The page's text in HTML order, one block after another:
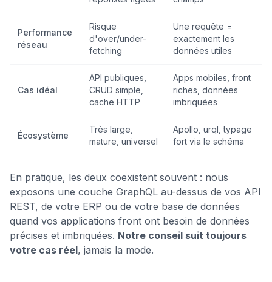
Performance
réseau
Risque
d'over/under-
fetching
Une requête =
exactement les
données utiles
Cas idéal
API publiques,
CRUD simple,
cache HTTP
Apps mobiles, front
riches, données
imbriquées
Écosystème
Très large,
mature, universel
Apollo, urql, typage
fort via le schéma
En pratique, les deux coexistent souvent : nous
exposons une couche GraphQL au-dessus de vos API
REST, de votre ERP ou de votre base de données
quand vos applications front ont besoin de données
précises et imbriquées. Notre conseil suit toujours
votre cas réel, jamais la mode.